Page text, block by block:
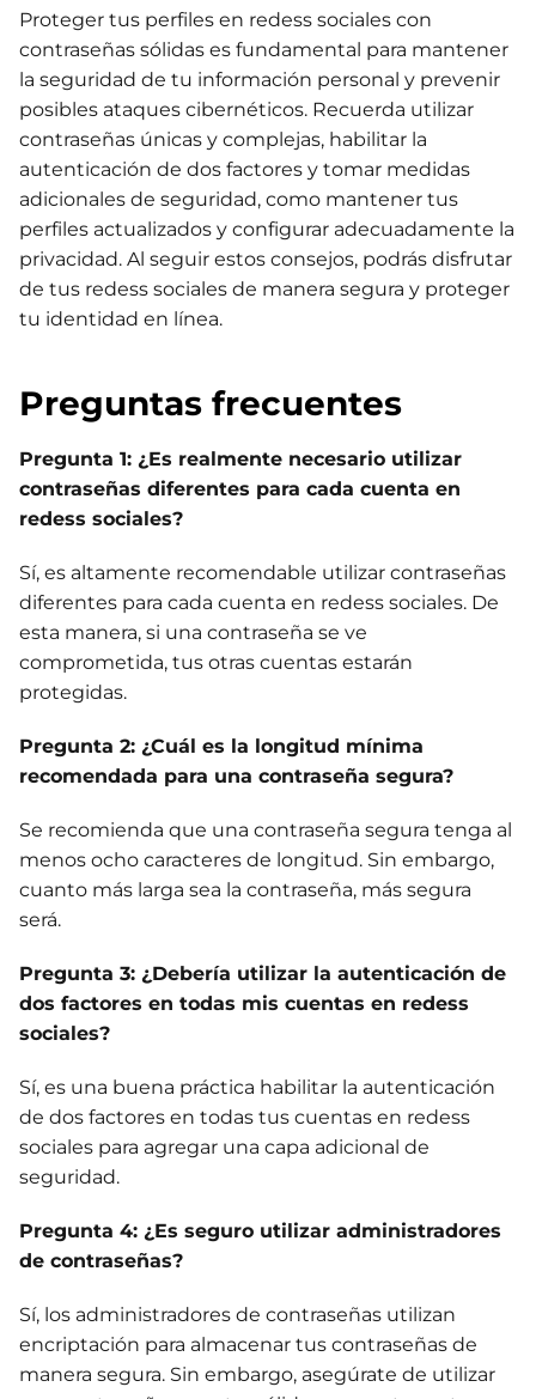
Proteger tus perfiles en redess sociales con
contraseñas sólidas es fundamental para mantener
la seguridad de tu información personal y prevenir
posibles ataques cibernéticos. Recuerda utilizar
contraseñas únicas y complejas, habilitar la
autenticación de dos factores y tomar medidas
adicionales de seguridad, como mantener tus
perfiles actualizados y configurar adecuadamente la
privacidad. Al seguir estos consejos, podrás disfrutar
de tus redess sociales de manera segura y proteger
tu identidad en línea.
Preguntas frecuentes
Pregunta 1: ¿Es realmente necesario utilizar
contraseñas diferentes para cada cuenta en
redess sociales?
Sí, es altamente recomendable utilizar contraseñas
diferentes para cada cuenta en redess sociales. De
esta manera, si una contraseña se ve
comprometida, tus otras cuentas estarán
protegidas.
Pregunta 2: ¿Cuál es la longitud mínima
recomendada para una contraseña segura?
Se recomienda que una contraseña segura tenga al
menos ocho caracteres de longitud. Sin embargo,
cuanto más larga sea la contraseña, más segura
será.
Pregunta 3: ¿Debería utilizar la autenticación de
dos factores en todas mis cuentas en redess
sociales?
Sí, es una buena práctica habilitar la autenticación
de dos factores en todas tus cuentas en redess
sociales para agregar una capa adicional de
seguridad.
Pregunta 4: ¿Es seguro utilizar administradores
de contraseñas?
Sí, los administradores de contraseñas utilizan
encriptación para almacenar tus contraseñas de
manera segura. Sin embargo, asegúrate de utilizar